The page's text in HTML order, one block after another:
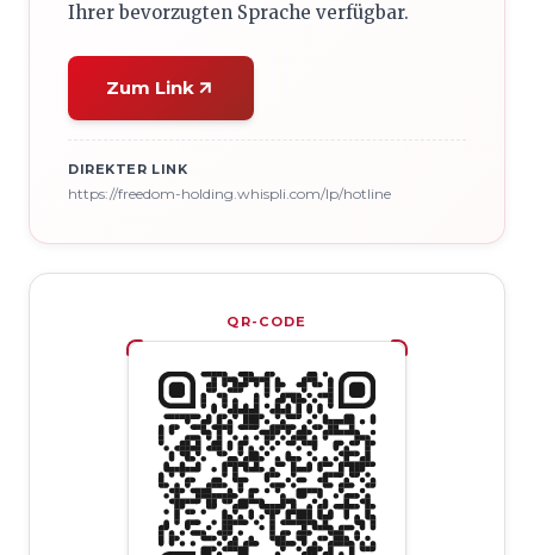
Ihrer bevorzugten Sprache verfügbar.
Zum Link
DIREKTER LINK
https://freedom-holding.whispli.com/lp/hotline
QR-CODE